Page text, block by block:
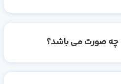
چه صورت می باشد؟